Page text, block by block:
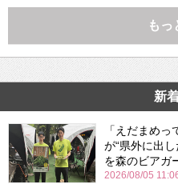
もっ
新
「えだまめ
が“県外に出
を森のビアガ
2026/08/05